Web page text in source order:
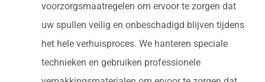
voorzorgsmaatregelen om ervoor te zorgen dat
uw spullen veilig en onbeschadigd blijven tijdens
het hele verhuisproces. We hanteren speciale
technieken en gebruiken professionele